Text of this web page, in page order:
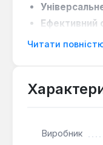
Ефективний
Захист від
Кабель Nexans
Читати
Виробник